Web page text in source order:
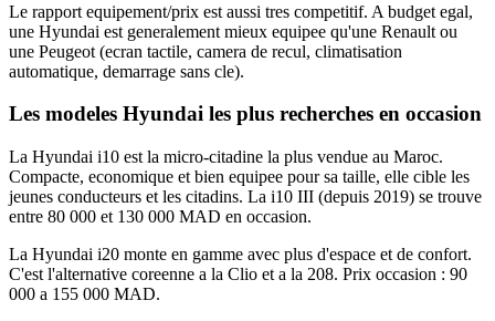
Le rapport equipement/prix est aussi tres competitif. A budget egal,
une Hyundai est generalement mieux equipee qu'une Renault ou
une Peugeot (ecran tactile, camera de recul, climatisation
automatique, demarrage sans cle).
Les modeles Hyundai les plus recherches en occasion
La Hyundai i10 est la micro-citadine la plus vendue au Maroc.
Compacte, economique et bien equipee pour sa taille, elle cible les
jeunes conducteurs et les citadins. La i10 III (depuis 2019) se trouve
entre 80 000 et 130 000 MAD en occasion.
La Hyundai i20 monte en gamme avec plus d'espace et de confort.
C'est l'alternative coreenne a la Clio et a la 208. Prix occasion : 90
000 a 155 000 MAD.